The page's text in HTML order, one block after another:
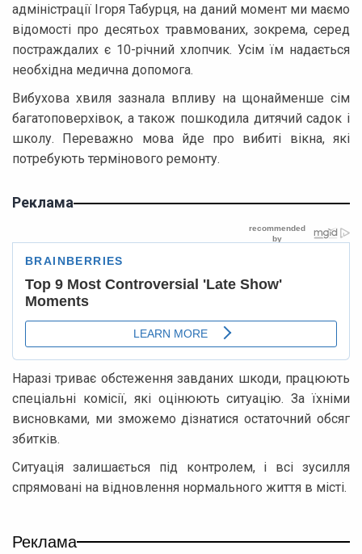
адміністрації Ігоря Табурця, на даний момент ми маємо
відомості про десятьох травмованих, зокрема, серед
постраждалих є 10-річний хлопчик. Усім їм надається
необхідна медична допомога.
Вибухова хвиля зазнала впливу на щонайменше сім
багатоповерхівок, а також пошкодила дитячий садок і
школу. Переважно мова йде про вибиті вікна, які
потребують термінового ремонту.
Реклама
Наразі триває обстеження завданих шкоди, працюють
спеціальні комісії, які оцінюють ситуацію. За їхніми
висновками, ми зможемо дізнатися остаточний обсяг
збитків.
Ситуація залишається під контролем, і всі зусилля
спрямовані на відновлення нормального життя в місті.
Реклама